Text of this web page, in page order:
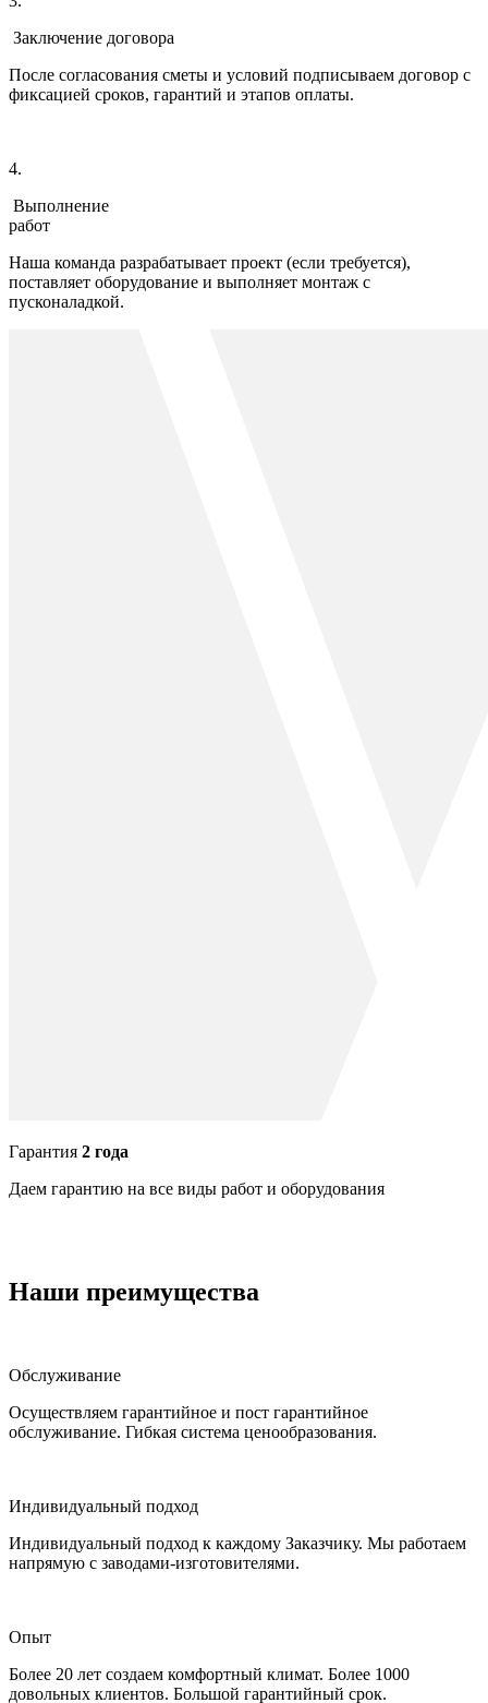
Заключение договора
После согласования сметы и условий подписываем договор с
фиксацией сроков, гарантий и этапов оплаты.
4.
Выполнение
работ
Наша команда разрабатывает проект (если требуется),
поставляет оборудование и выполняет монтаж с
пусконаладкой.
Гарантия 2 года
Даем гарантию на все виды работ и оборудования
Наши преимущества
Обслуживание
Осуществляем гарантийное и пост гарантийное
обслуживание. Гибкая система ценообразования.
Индивидуальный подход
Индивидуальный подход к каждому Заказчику. Мы работаем
напрямую с заводами-изготовителями.
Опыт
Более 20 лет создаем комфортный климат. Более 1000
довольных клиентов. Большой гарантийный срок.